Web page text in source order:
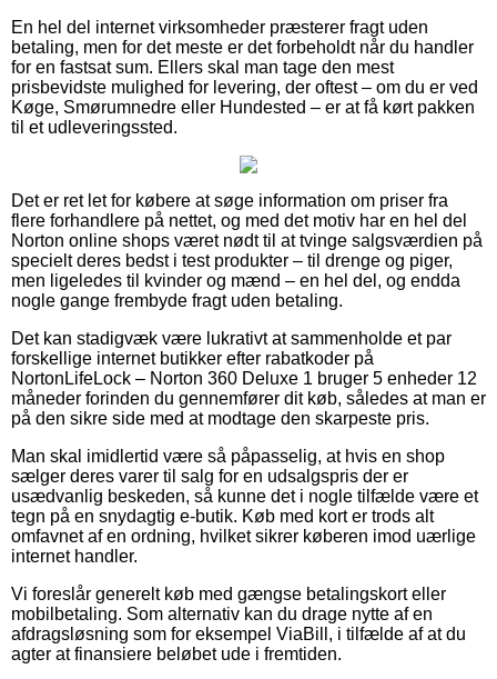
En hel del internet virksomheder præsterer fragt uden
betaling, men for det meste er det forbeholdt når du handler
for en fastsat sum. Ellers skal man tage den mest
prisbevidste mulighed for levering, der oftest – om du er ved
Køge, Smørumnedre eller Hundested – er at få kørt pakken
til et udleveringssted.
Det er ret let for købere at søge information om priser fra
flere forhandlere på nettet, og med det motiv har en hel del
Norton online shops været nødt til at tvinge salgsværdien på
specielt deres bedst i test produkter – til drenge og piger,
men ligeledes til kvinder og mænd – en hel del, og endda
nogle gange frembyde fragt uden betaling.
Det kan stadigvæk være lukrativt at sammenholde et par
forskellige internet butikker efter rabatkoder på
NortonLifeLock – Norton 360 Deluxe 1 bruger 5 enheder 12
måneder forinden du gennemfører dit køb, således at man er
på den sikre side med at modtage den skarpeste pris.
Man skal imidlertid være så påpasselig, at hvis en shop
sælger deres varer til salg for en udsalgspris der er
usædvanlig beskeden, så kunne det i nogle tilfælde være et
tegn på en snydagtig e-butik. Køb med kort er trods alt
omfavnet af en ordning, hvilket sikrer køberen imod uærlige
internet handler.
Vi foreslår generelt køb med gængse betalingskort eller
mobilbetaling. Som alternativ kan du drage nytte af en
afdragsløsning som for eksempel ViaBill, i tilfælde af at du
agter at finansiere beløbet ude i fremtiden.